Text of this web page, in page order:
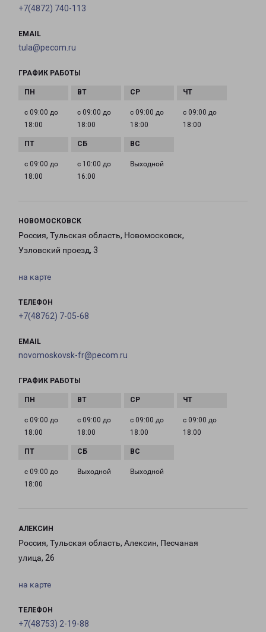
+7(4872) 740-113
EMAIL
tula@pecom.ru
ГРАФИК РАБОТЫ
с 09:00 до
18:00
с 09:00 до
18:00
с 09:00 до
18:00
с 09:00 до
18:00
с 09:00 до
18:00
с 10:00 до
16:00
Выходной
НОВОМОСКОВСК
Россия, Тульская область, Новомосковск,
Узловский проезд, 3
на карте
ТЕЛЕФОН
+7(48762) 7-05-68
EMAIL
novomoskovsk-fr@pecom.ru
ГРАФИК РАБОТЫ
с 09:00 до
18:00
с 09:00 до
18:00
с 09:00 до
18:00
с 09:00 до
18:00
с 09:00 до
18:00
Выходной Выходной
АЛЕКСИН
Россия, Тульская область, Алексин, Песчаная
улица, 26
на карте
ТЕЛЕФОН
+7(48753) 2-19-88